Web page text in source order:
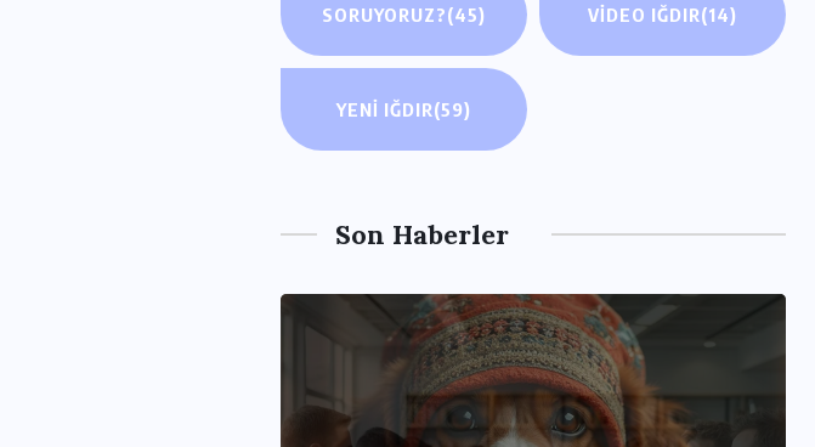
SORUYORUZ?(45) VIDEO IĞDIR(14)
YENI IĞDIR(59)
Son Haberler